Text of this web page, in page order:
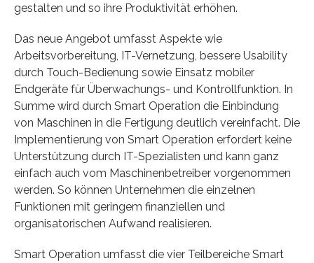
gestalten und so ihre Produktivität erhöhen.
Das neue Angebot umfasst Aspekte wie
Arbeitsvorbereitung, IT-Vernetzung, bessere Usability
durch Touch-Bedienung sowie Einsatz mobiler
Endgeräte für Überwachungs- und Kontrollfunktion. In
Summe wird durch Smart Operation die Einbindung
von Maschinen in die Fertigung deutlich vereinfacht. Die
Implementierung von Smart Operation erfordert keine
Unterstützung durch IT-Spezialisten und kann ganz
einfach auch vom Maschinenbetreiber vorgenommen
werden. So können Unternehmen die einzelnen
Funktionen mit geringem finanziellen und
organisatorischen Aufwand realisieren.
Smart Operation umfasst die vier Teilbereiche Smart